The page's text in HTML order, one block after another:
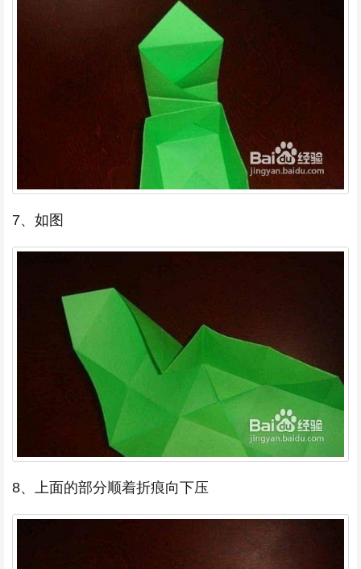
7、如图
8、上面的部分顺着折痕向下压